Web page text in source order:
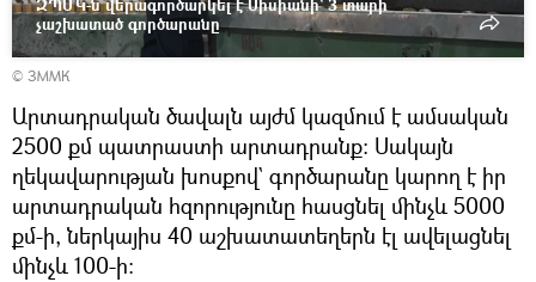
ԶՊՄԿ-ն վերագործարկել է Սիսիանի` 3 տարի
չաշխատած գործարանը
© ЗMМК
Արտադրական ծավալն այժմ կազմում է ամսական
2500 քմ պատրաստի արտադրանք։ Սակայն
ղեկավարության խոսքով` գործարանը կարող է իր
արտադրական հզորությունը հասցնել մինչև 5000
քմ-ի, ներկայիս 40 աշխատատեղերն էլ ավելացնել
մինչև 100-ի։